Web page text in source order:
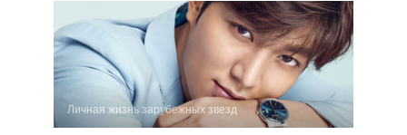
Личная жизнь зарубежных звезд